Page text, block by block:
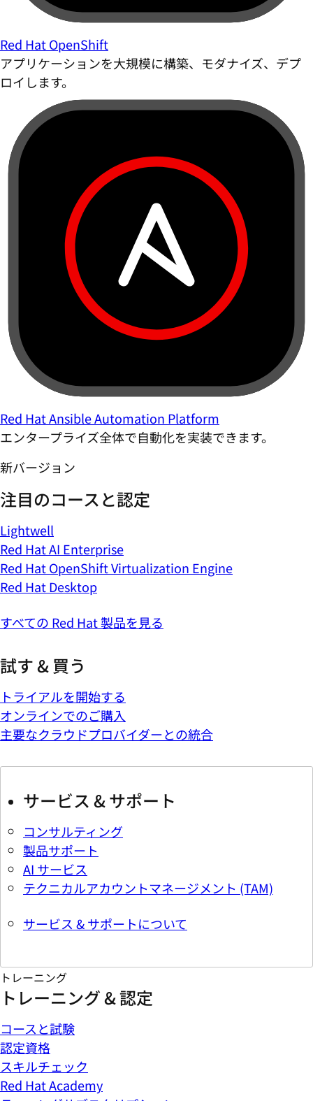
Red Hat OpenShift
アプリケーションを大規模に構築、モダナイズ、デプ
ロイします。
Red Hat Ansible Automation Platform
エンタープライズ全体で自動化を実装できます。
新バージョン
注目のコースと認定
Lightwell
Red Hat AI Enterprise
Red Hat OpenShift Virtualization Engine
Red Hat Desktop
すべての Red Hat 製品を見る
試す & 買う
トライアルを開始する
オンラインでのご購入
主要なクラウドプロバイダーとの統合
サービス & サポート
コンサルティング
製品サポート
AI サービス
テクニカルアカウントマネージメント (TAM)
サービス & サポートについて
トレーニング
トレーニング & 認定
コースと試験
認定資格
スキルチェック
Red Hat Academy